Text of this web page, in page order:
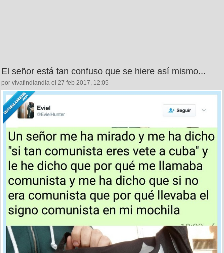
El señor está tan confuso que se hiere así mismo...
por vivafindlandia el 27 feb 2017, 12:05